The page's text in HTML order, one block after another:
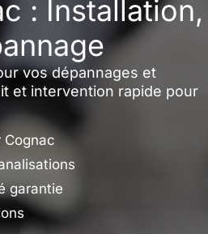
: Installation,
vos dépannages et
et intervention rapide pour
Cognac
garantie